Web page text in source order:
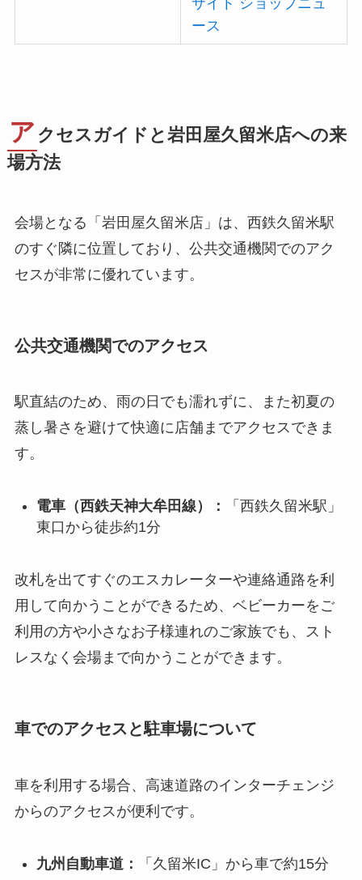
ース
ア クセスガイドと岩田屋久留米店への来
場方法
会場となる「岩田屋久留米店」は、西鉄久留米駅
のすぐ隣に位置しており、公共交通機関でのアク
セスが非常に優れています。
公共交通機関でのアクセス
駅直結のため、雨の日でも濡れずに、また初夏の
蒸し暑さを避けて快適に店舗までアクセスできま
す。
電車（西鉄天神大牟田線）：
「西鉄久留米駅」
東口から徒歩約1分
改札を出てすぐのエスカレーターや連絡通路を利
用して向かうことができるため、ベビーカーをご
利用の方や小さなお子様連れのご家族でも、スト
レスなく会場まで向かうことができます。
車でのアクセスと駐車場について
車を利用する場合、高速道路のインターチェンジ
からのアクセスが便利です。
九州自動車道： 「久留米IC」から車で約15分